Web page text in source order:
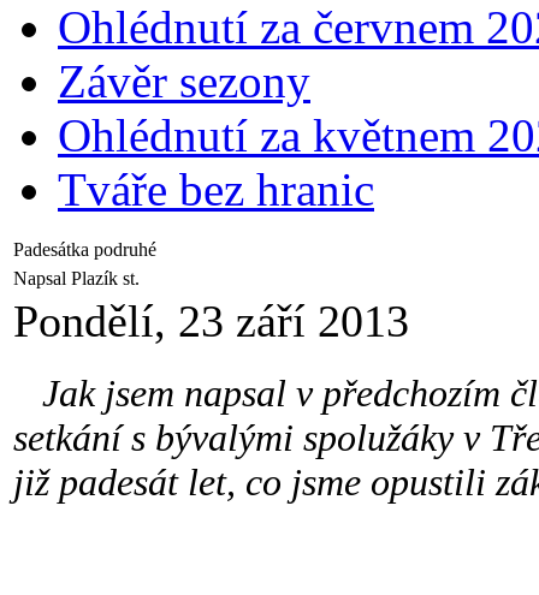
Ohlédnutí za červnem
Závěr sezony
Ohlédnutí za květnem
Tváře bez hranic
Padesátka podruhé
Napsal Plazík st.
Pondělí, 23 září 2013
Jak jsem napsal v předchozím
setkání s bývalými spolužáky v
již padesát let, co jsme opustili